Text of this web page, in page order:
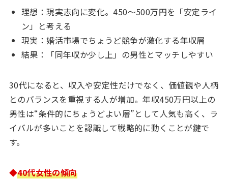
理想：現実志向に変化。450〜500万円を「安定ライ
ン」と考える
現実：婚活市場でちょうど競争が激化する年収層
結果：「同年収か少し上」の男性とマッチしやすい
30代になると、収入や安定性だけでなく、価値観や人柄
とのバランスを重視する人が増加。年収450万円以上の
男性は“条件的にちょうどよい層”として人気も高く、ラ
イバルが多いことを認識して戦略的に動くことが鍵で
す。
◆40代女性の傾向